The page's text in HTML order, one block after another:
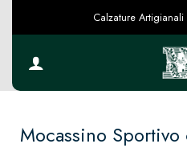
contenuti
Calzature
Mocassino Sportivo